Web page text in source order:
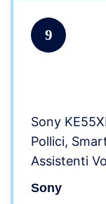
9
Sony
Pollici,
Assistenti
Sony